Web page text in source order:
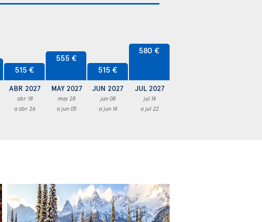
515 €
ABR 2027
abr 18
a abr 26
555 €
MAY 2027
may 28
a jun 05
515 €
JUN 2027
jun 08
a jun 14
580 €
JUL 2027
jul 14
a jul 22